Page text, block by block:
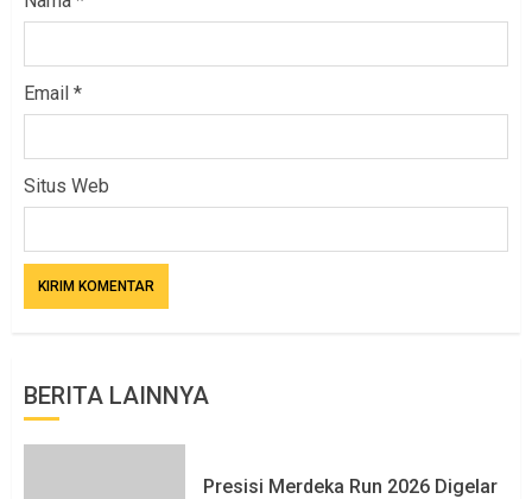
Email *
Situs Web
BERITA LAINNYA
Presisi Merdeka Run 2026 Digelar